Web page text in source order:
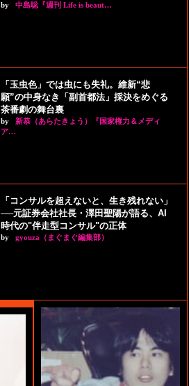
by 中島聡『週刊 Life is beaut…
「玉虫色」では虫にも失礼。維新“悲
願”の中身なき「副首都法」採決をめぐる
茶番劇の舞台裏
by
新恭（あらたきょう）『国家権力＆メディ
ア…
「コンサルを超えないと、生き残れない」
──元証券会社社長・澤田聖陽が語る、AI
時代の"伴走型コンサル"の正体
by gyouza（まぐまぐ編集部）